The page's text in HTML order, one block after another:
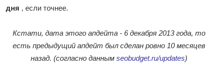
дня , если точнее.
Кстати, дата этого апдейта - 6 декабря 2013 года, то
есть предыдущий апдейт был сделан ровно 10 месяцев
назад. (согласно данным seobudget.ru/updates)